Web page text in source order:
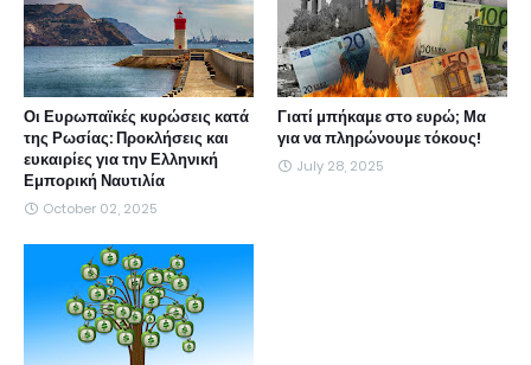
Οι Ευρωπαϊκές κυρώσεις κατά
της Ρωσίας: Προκλήσεις και
ευκαιρίες για την Ελληνική
Εμπορική Ναυτιλία
October 02, 2025
Γιατί μπήκαμε στο ευρώ; Μα
για να πληρώνουμε τόκους!
July 28, 2025